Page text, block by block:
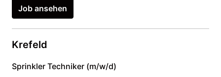
Job ansehen
Krefeld
Sprinkler Techniker (m/w/d)